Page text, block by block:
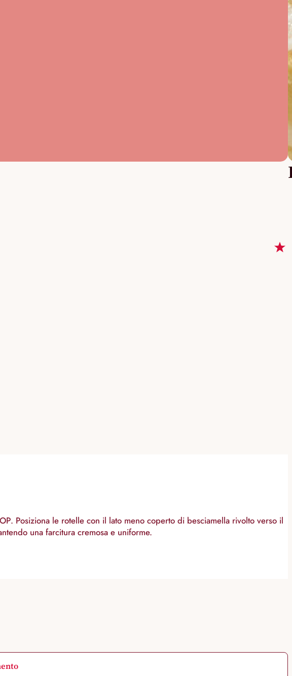
Posiziona le rotelle con il lato meno coperto di besciamella rivolto verso il
una farcitura cremosa e uniforme.